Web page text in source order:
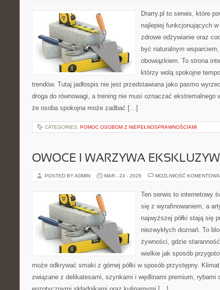
Drarry.pl to serwis, które
najlepiej funkcjonujących
zdrowe odżywianie oraz
być naturalnym
obowiązkiem. To strona
którzy wolą spokojne
trendów. Tutaj jadłospis nie jest przedstawiana jako pasmo
droga do równowagi, a trening nie musi oznaczać ekstremalnego
że osoba spokojna może zadbać […]
CATEGORIES: POMOC OSOBOM Z NIEPEŁNOSPRAWNOŚCIAMI
OWOCE I WARZYWA
POSTED BY ADMIN MAR - 24 - 2026 MOŻLIWOŚĆ
Ten serwis to internetowy
się z wyrafinowaniem, a
najwyższej półki stają się
niezwykłych doznań. To
żywności, gdzie
wielkie jak sposób
może odkrywać smaki z górnej półki w sposób przystępny.
związane z delikatesami, szynkami i wędlinami premium, rybami